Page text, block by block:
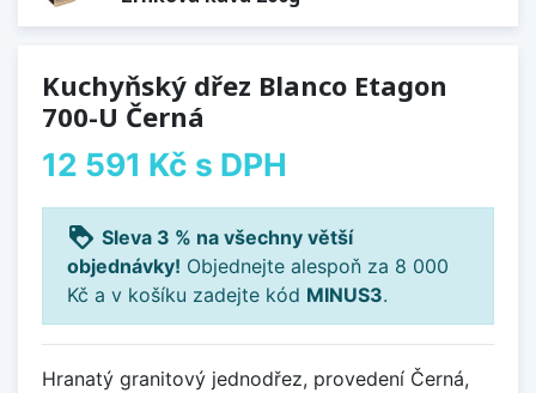
Kuchyňský dřez Blanco Etagon
700-U Černá
12 591 Kč s DPH
loyalty Sleva 3 % na všechny větší
objednávky! Objednejte alespoň za 8 000
Kč a v košíku zadejte kód MINUS3.
Hranatý granitový jednodřez, provedení Černá,